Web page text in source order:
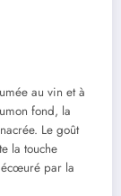
au vin et à
fond, la
Le goût
la touche
par la